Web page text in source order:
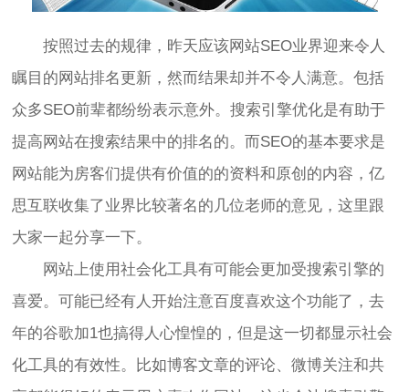
按照过去的规律，昨天应该网站SEO业界迎来令人
瞩目的网站排名更新，然而结果却并不令人满意。包括
众多SEO前辈都纷纷表示意外。搜索引擎优化是有助于
提高网站在搜索结果中的排名的。而SEO的基本要求是
网站能为房客们提供有价值的的资料和原创的内容，亿
思互联收集了业界比较著名的几位老师的意见，这里跟
大家一起分享一下。
网站上使用社会化工具有可能会更加受搜索引擎的
喜爱。可能已经有人开始注意百度喜欢这个功能了，去
年的谷歌加1也搞得人心惶惶的，但是这一切都显示社会
化工具的有效性。比如博客文章的评论、微博关注和共